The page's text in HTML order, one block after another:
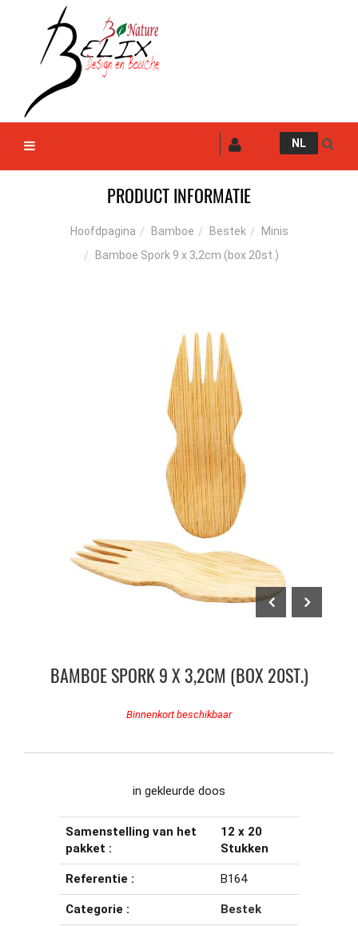
NL
PRODUCT INFORMATIE
Hoofdpagina Bamboe Bestek
Minis
Bamboe Spork 9 x 3,2cm (box 20st.)
BAMBOE SPORK 9 X 3,2CM (BOX 20ST.)
Binnenkort beschikbaar
in gekleurde doos
Samenstelling van het
pakket :
12 x 20
Stukken
Referentie : B164
Categorie : Bestek